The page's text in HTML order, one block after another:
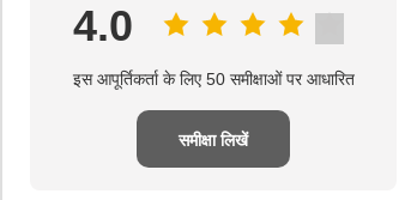
4.0
इस आपूर्तिकर्ता के लिए 50 समीक्षाओं पर आधारित
समीक्षा लिखें